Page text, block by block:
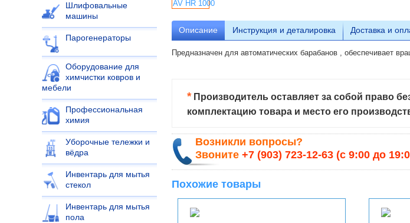
Шлифовальные
машины
Парогенераторы
Оборудование для
химчистки ковров и
мебели
Профессиональная
химия
Уборочные тележки и
вёдра
Инвентарь для мытья
стекол
Инвентарь для мытья
пола
Описание Инструкция и деталировка Доставка и
Предназначен для автоматических барабанов , обеспечивает
*Производитель оставляет за собой право
комплектацию товара и место его
Возникли вопросы?
Звоните+7 (903) 723-12-63 (с 9:00 до
Похожие товары